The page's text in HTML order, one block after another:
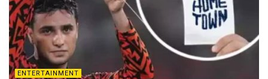
ENTERTAINMENT